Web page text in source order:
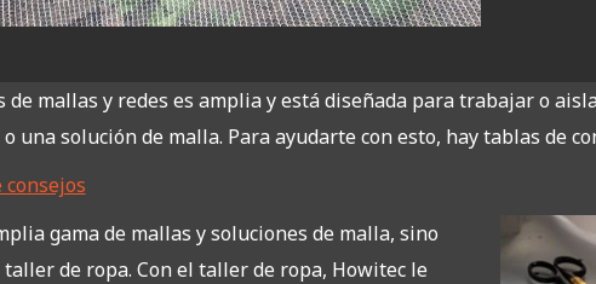
de mallas y redes es amplia y está diseñada para trabajar o
una solución de malla. Para ayudarte con esto, hay tablas de
gama de mallas y soluciones de malla, sino
de ropa. Con el taller de ropa, Howitec le